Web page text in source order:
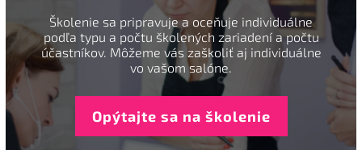
Školenie sa pripravuje a oceňuje individuálne
podľa typu a počtu školených zariadení a počtu
účastníkov. Môžeme vás zaškoliť aj individuálne
vo vašom salóne.
Opýtajte sa na školenie